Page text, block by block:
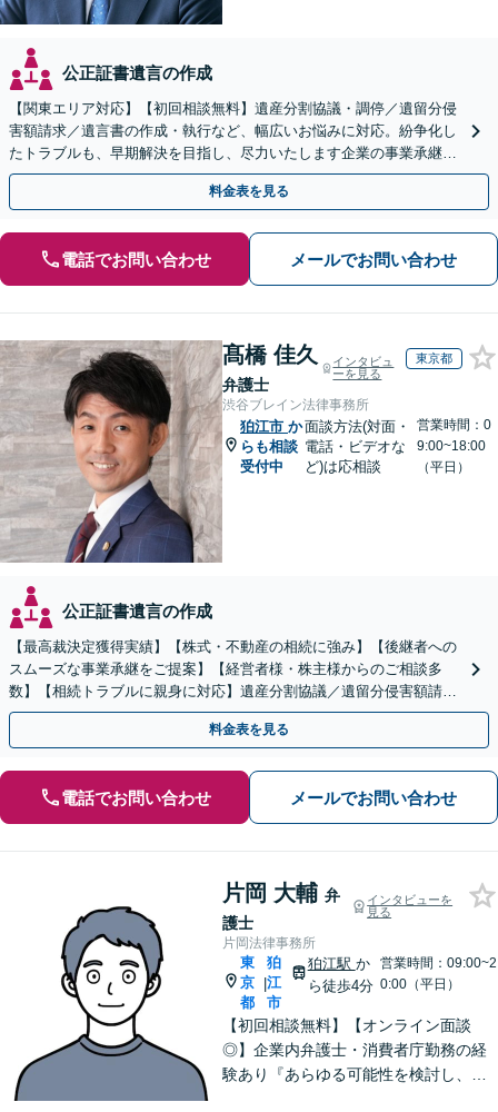
公正証書遺言の作成
【関東エリア対応】【初回相談無料】遺産分割協議・調停／遺留分侵
害額請求／遺言書の作成・執行など、幅広いお悩みに対応。紛争化し
たトラブルも、早期解決を目指し、尽力いたします企業の事業承継の
お悩みもご相談ください【夜間・休日面談】【電話相談可】
料金表を見る
電話でお問い合わせ メールでお問い合わせ
髙橋 佳久
弁護士
インタビュ
ーを見る
東京都
渋谷ブレイン法律事務所
狛江市 か
らも相談
受付中
面談方法(対面・
電話・ビデオな
ど)は応相談
営業時間：0
9:00~18:00
（平日）
公正証書遺言の作成
【最高裁決定獲得実績】【株式・不動産の相続に強み】【後継者への
スムーズな事業承継をご提案】【経営者様・株主様からのご相談多
数】【相続トラブルに親身に対応】遺産分割協議／遺留分侵害額請求
／遺言書作成も丁寧に対応【40分相談無料】【渋谷駅3分】
料金表を見る
電話でお問い合わせ メールでお問い合わせ
片岡 大輔 弁
護士
インタビューを
見る
片岡法律事務所
東
京
都
|
狛
江
市
狛江駅 か
ら徒歩4分
営業時間：09:00~2
0:00（平日）
【初回相談無料】【オンライン面談
◎】企業内弁護士・消費者庁勤務の経
験あり『あらゆる可能性を検討し、単